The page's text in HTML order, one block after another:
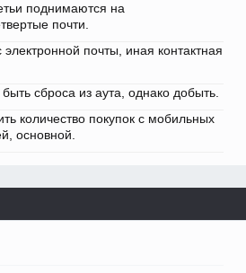
поднимаются на
почти.
почты, иная контактная
сброса из аута, однако добыть.
количество покупок с мобильных
основной.